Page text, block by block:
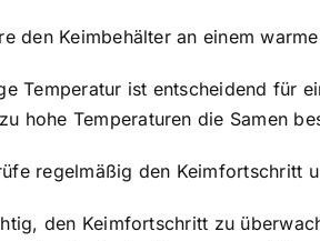
den Keimbehälter an einem
Temperatur ist entscheidend für
hohe Temperaturen die Samen
regelmäßig den Keimfortschritt
den Keimfortschritt zu